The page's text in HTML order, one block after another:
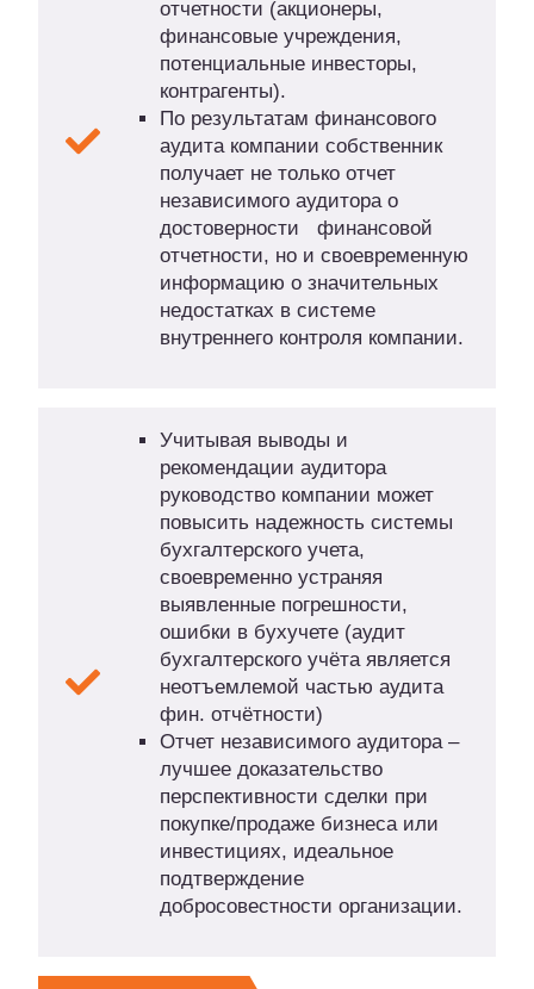
отчетности (акционеры,
финансовые учреждения,
потенциальные инвесторы,
контрагенты).
По результатам финансового
аудита компании собственник
получает не только отчет
независимого аудитора о
достоверности финансовой
отчетности, но и своевременную
информацию о значительных
недостатках в системе
внутреннего контроля компании.
Учитывая выводы и
рекомендации аудитора
руководство компании может
повысить надежность системы
бухгалтерского учета,
своевременно устраняя
выявленные погрешности,
ошибки в бухучете (аудит
бухгалтерского учёта является
неотъемлемой частью аудита
фин. отчётности)
Отчет независимого аудитора –
лучшее доказательство
перспективности сделки при
покупке/продаже бизнеса или
инвестициях, идеальное
подтверждение
добросовестности организации.